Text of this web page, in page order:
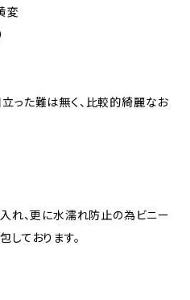
変
った難は無く、比較的綺麗なお
れ、更に水濡れ防止の為ビニー
しております。